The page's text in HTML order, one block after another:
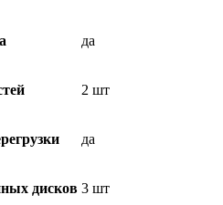
да
2 шт
да
дисков 3 шт